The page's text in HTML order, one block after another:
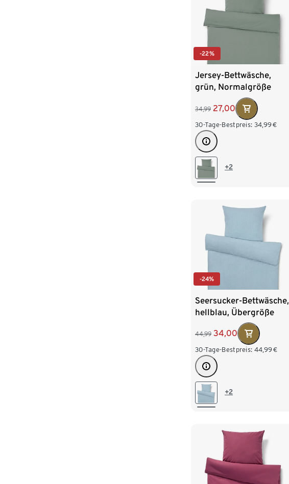
-22%
Jersey-Bettwäsche,
grün, Normalgröße
34,99 27,00
30-Tage-Bestpreis: 34,99€
+2
-24%
Seersucker-Bettwäsche,
hellblau, Übergröße
44,99 34,00
30-Tage-Bestpreis: 44,99€
+2